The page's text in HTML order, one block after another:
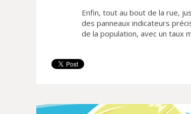
Enfin, tout au bout de la rue,
des panneaux indicateurs
de la population, avec un taux